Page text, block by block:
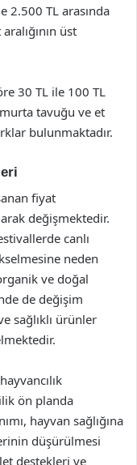
2.500 TL arasında
üst
30 TL ile 100 TL
tavuğu ve et
bulunmaktadır.
fiyat
değişmektedir.
canlı
neden
ve doğal
de değişim
sağlıklı ürünler
ön planda
hayvan sağlığına
düşürülmesi
destekleri ve